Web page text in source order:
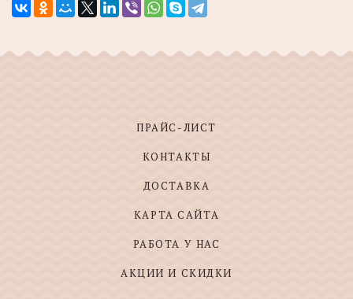
ПРАЙС-ЛИСТ
КОНТАКТЫ
ДОСТАВКА
КАРТА САЙТА
РАБОТА У НАС
АКЦИИ И СКИДКИ